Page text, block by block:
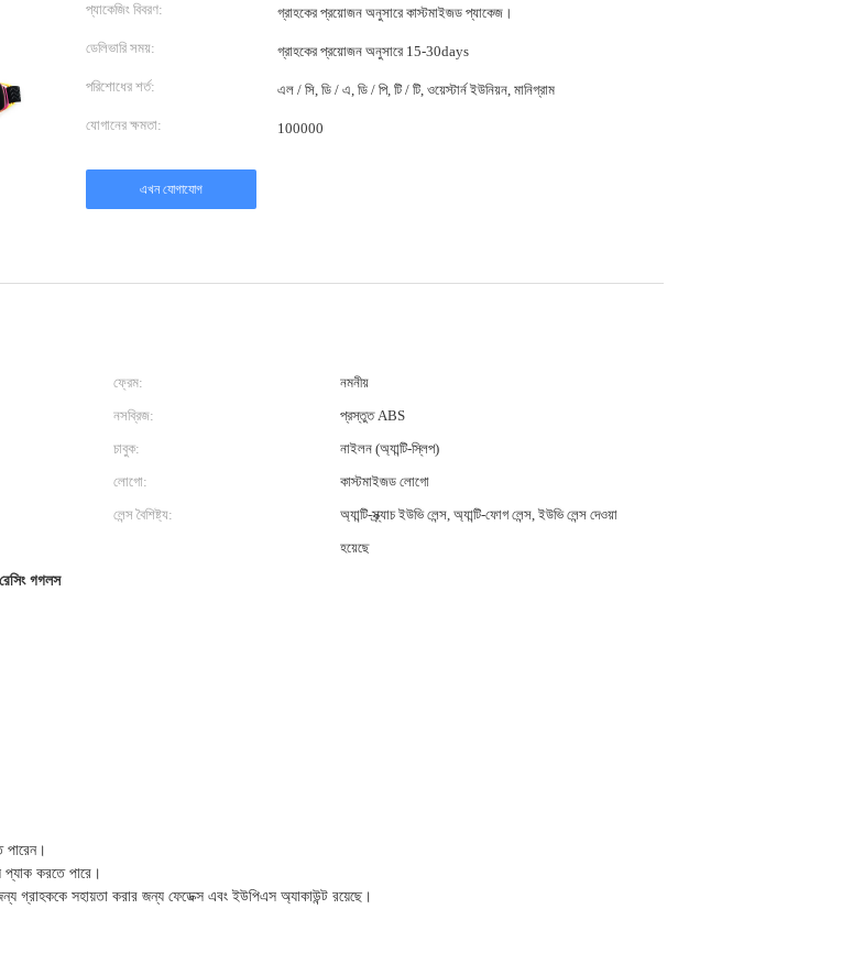
প্যাকেজিং বিবরণ: গ্রাহকের প্রয়োজন অনুসারে কাস্টমাইজড প্যাকেজ।
ডেলিভারি সময়: গ্রাহকের প্রয়োজন অনুসারে 15-30days
পরিশোধের শর্ত: এল / সি, ডি / এ, ডি / পি, টি / টি, ওয়েস্টার্ন ইউনিয়ন, মানিগ্রাম
যোগানের ক্ষমতা: 100000
এখন যোগাযোগ
ফ্রেম:
নমনীয়
নসব্রিজ:
প্রস্তুত ABS
চাবুক:
নাইলন (অ্যান্টি-স্লিপ)
লোগো:
কাস্টমাইজড লোগো
লেন্স বৈশিষ্ট্য:
অ্যান্টি-স্ক্র্যাচ ইউভি লেন্স, অ্যান্টি-ফোগ লেন্স, ইউভি লেন্স দেওয়া
হয়েছে
গগলস
করতে পারে।
গ্রাহককে সহায়তা করার জন্য ফেডেক্স এবং ইউপিএস অ্যাকাউন্ট রয়েছে।